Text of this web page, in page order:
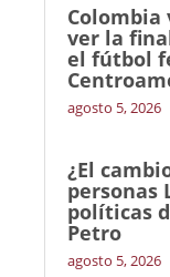
Colombia
ver la
el fútbol
agosto 5, 2026
¿El
personas
políticas
Petro
agosto 5, 2026